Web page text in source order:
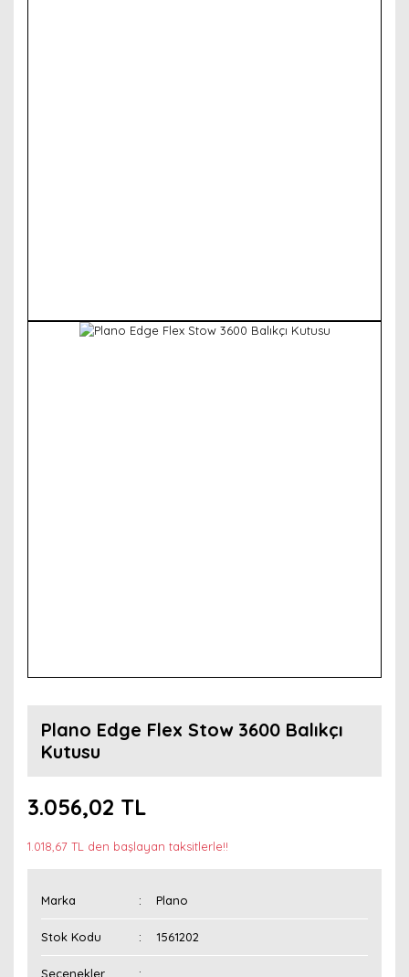
Plano Edge Flex Stow 3600 Balıkçı
Kutusu
3.056,02 TL
1.018,67 TL den başlayan taksitlerle!!
Marka Plano
Stok Kodu 1561202
Seçenekler